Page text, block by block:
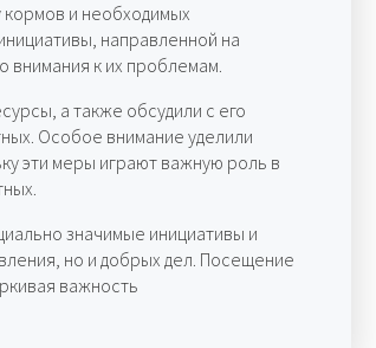
и необходимых
направленной на
к их проблемам.
а также обсудили с его
Особое внимание уделили
эти меры играют важную роль в
значимые инициативы и
но и добрых дел. Посещение
важность